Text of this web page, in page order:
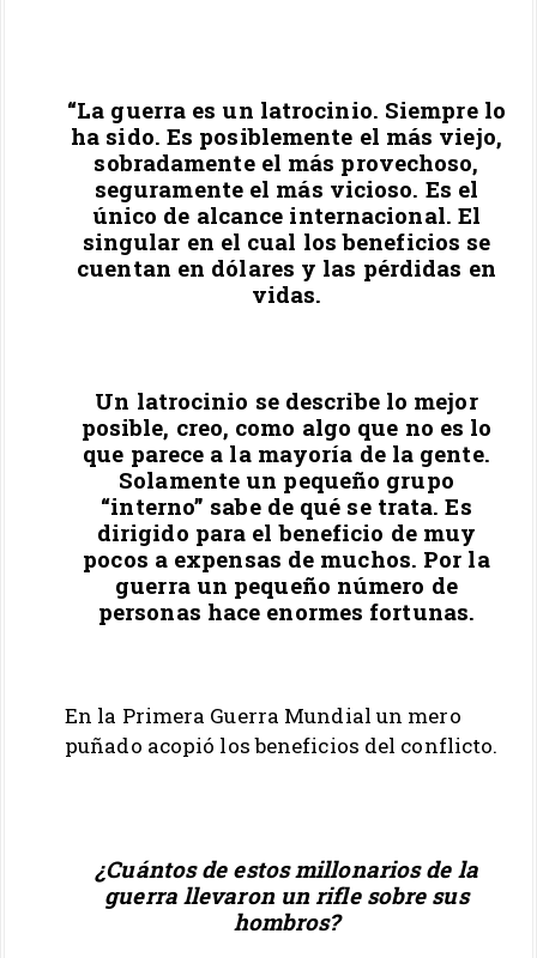
“La guerra es un latrocinio. Siempre lo
ha sido. Es posiblemente el más viejo,
sobradamente el más provechoso,
seguramente el más vicioso. Es el
único de alcance internacional. El
singular en el cual los beneficios se
cuentan en dólares y las pérdidas en
vidas.
Un latrocinio se describe lo mejor
posible, creo, como algo que no es lo
que parece a la mayoría de la gente.
Solamente un pequeño grupo
“interno” sabe de qué se trata. Es
dirigido para el beneficio de muy
pocos a expensas de muchos. Por la
guerra un pequeño número de
personas hace enormes fortunas.
En la Primera Guerra Mundial un mero
puñado acopió los beneficios del conflicto.
¿Cuántos de estos millonarios de la
guerra llevaron un rifle sobre sus
hombros?